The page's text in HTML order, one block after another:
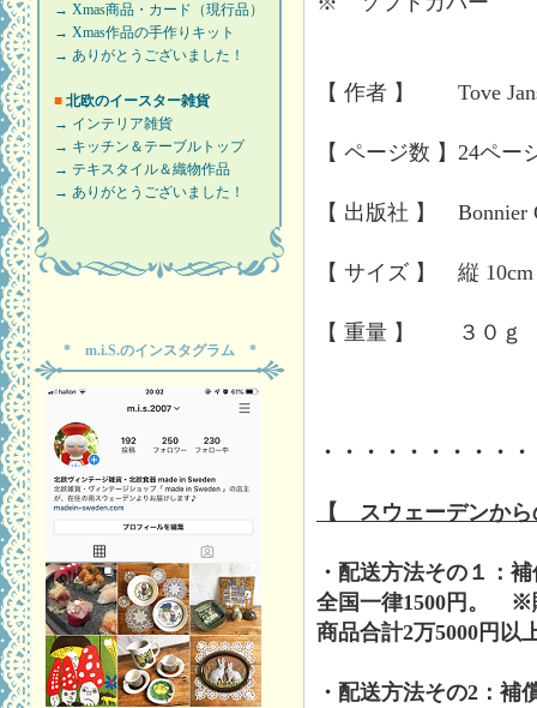
→ Xmas商品・カード（現行品）
→ Xmas作品の手作りキット
→ ありがとうございました！
■ 北欧のイースター雑貨
→ インテリア雑貨
→ キッチン＆テーブルトップ
→ テキスタイル＆織物作品
→ ありがとうございました！
* m.i.S.のインスタグラム *
【 作者 】 Tove
【 ページ数 】24ペー
【 出版社 】 Bonnier
【 サイズ 】 縦
【 重量 】 ３０ｇ
・・・・・・・・・
【 スウェーデンか
・配送方法その１：
全国一律1500円。 ※
商品合計2万5000円以
・配送方法その2：補